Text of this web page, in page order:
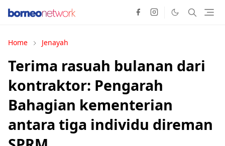
Home Jenayah
Terima rasuah bulanan dari
kontraktor: Pengarah
Bahagian kementerian
antara tiga individu direman